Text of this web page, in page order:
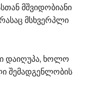
მშვიდობიანი
მსხვერპლი
დაიღუპა, ხოლო
შემადგენლობის